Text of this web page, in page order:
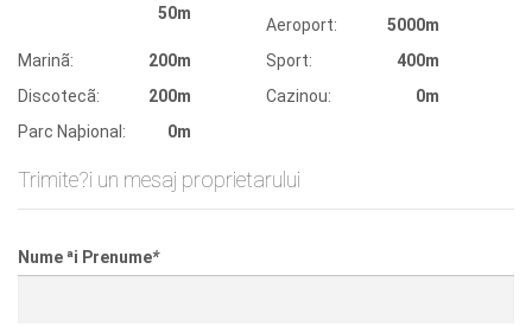
50m
Aeroport:
5000m
Marinã:
200m Sport:
400m
Discotecã:
200m Cazinou:
0m
Parc Naþional:
0m
Trimite?i un mesaj proprietarului
Nume ªi Prenume*